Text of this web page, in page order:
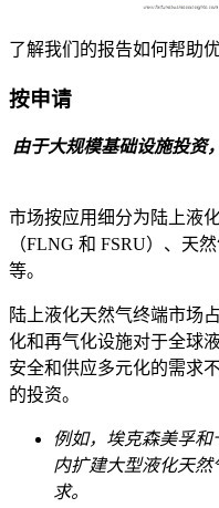
了解我们的报告如何帮助
按申请
由于大规模基础设施投资
市场按应用细分为陆上液
（FLNG 和 FSRU）、天
等。
陆上液化天然气终端市场
化和再气化设施对于全球
安全和供应多元化的需求
的投资。
例如，埃克森美孚
内扩建大型液化天
求。